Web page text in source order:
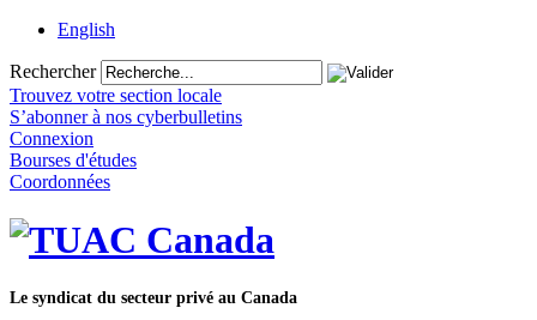
English
Rechercher
Trouvez votre section locale
S’abonner à nos cyberbulletins
Connexion
Bourses d'études
Coordonnées
Le syndicat du secteur privé au Canada